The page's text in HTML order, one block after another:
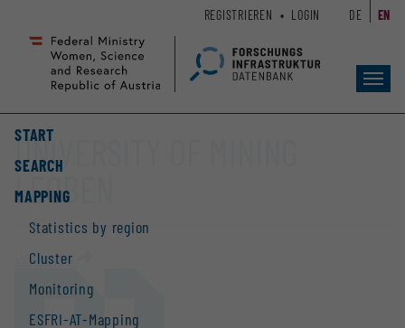
Seiteninhalt
Accesskey
Hauptnavigation
Accesskey
START
SEARCH
MAPPING
Statistics by region
Cluster
Monitoring
ESFRI-AT-Mapping
REGISTRIEREN LOGIN DE EN
UNIVERSITY OF MINING
LEOBEN
Website